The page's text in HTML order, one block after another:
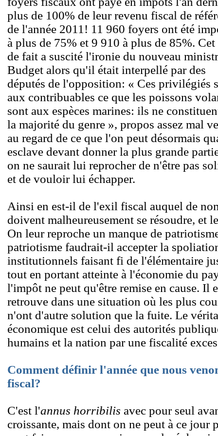
plus de 100% de leur revenu fiscal de
de l'année 2011! 11 960 foyers ont été
à plus de 75% et 9 910 à plus de 85%. Cet
de fait a suscité l'ironie du nouveau
Budget alors qu'il était interpellé par des
députés de l'opposition: « Ces privilégiés
aux contribuables ce que les poissons
sont aux espèces marines: ils ne
la majorité du genre », propos assez mal
au regard de ce que l'on peut désormais
esclave devant donner la plus grande
on ne saurait lui reprocher de n'être pas
et de vouloir lui échapper.
Ainsi en est-il de l'exil fiscal auquel de
doivent malheureusement se résoudre, et
On leur reproche un manque de
patriotisme faudrait-il accepter la
institutionnels faisant fi de l'élémentaire
tout en portant atteinte à l'économie du
l'impôt ne peut qu'être remise en cause. Il
retrouve dans une situation où les plus
n'ont d'autre solution que la fuite. Le
économique est celui des autorités
humains et la nation par une fiscalité
Comment définir l'année que nous
fiscal?
C'est l'annus horribilis avec pour seul
croissante, mais dont on ne peut à ce jour